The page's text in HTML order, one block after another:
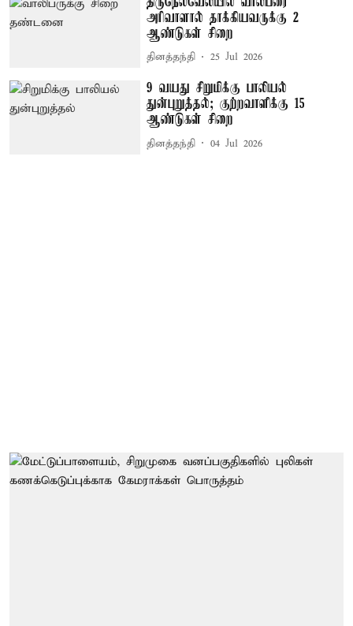
அரிவாளால் தாக்கியவருக்கு 2
ஆண்டுகள் சிறை
தினத்தந்தி 25 Jul 2026
9 வயது சிறுமிக்கு பாலியல்
துன்புறுத்தல்; குற்றவாளிக்கு 15
ஆண்டுகள் சிறை
தினத்தந்தி 04 Jul 2026